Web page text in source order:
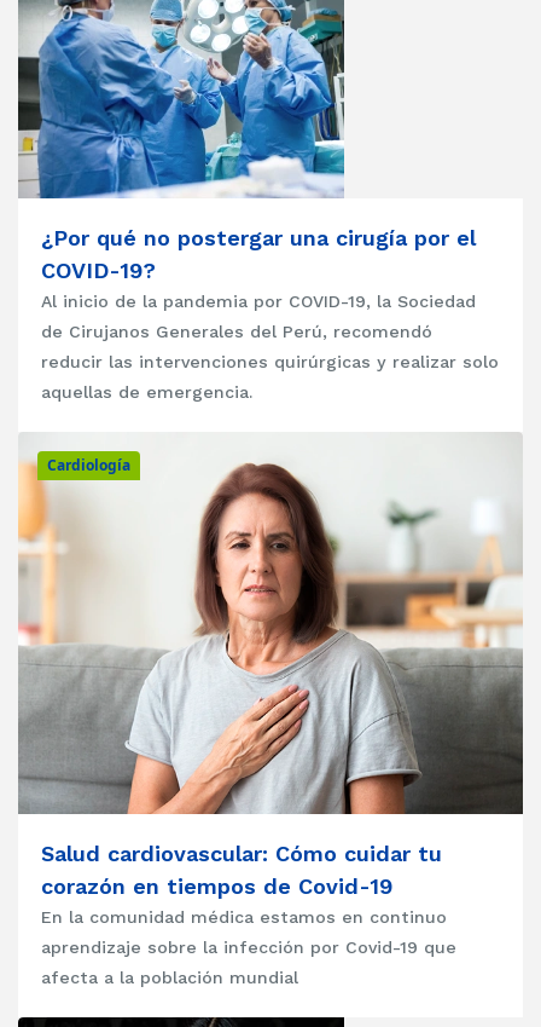
¿Por qué no postergar una cirugía por el
COVID-19?
Al inicio de la pandemia por COVID-19, la Sociedad
de Cirujanos Generales del Perú, recomendó
reducir las intervenciones quirúrgicas y realizar solo
aquellas de emergencia.
Cardiología
Salud cardiovascular: Cómo cuidar tu
corazón en tiempos de Covid-19
En la comunidad médica estamos en continuo
aprendizaje sobre la infección por Covid-19 que
afecta a la población mundial